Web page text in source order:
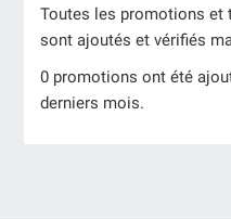
Toutes les promotions et
sont ajoutés et vérifiés
0 promotions ont été
derniers mois.